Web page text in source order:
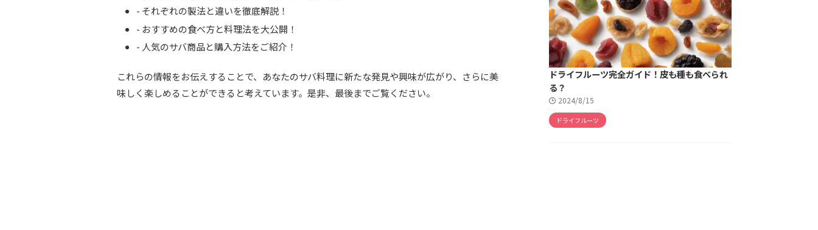
- それぞれの製法と違いを徹底解説！
- おすすめの食べ方と料理法を大公開！
- 人気のサバ商品と購入方法をご紹介！
これらの情報をお伝えすることで、あなたのサバ料理に新たな発見や興味が広がり、さらに美
味しく楽しめることができると考えています。是非、最後までご覧ください。
ドライフルーツ完全ガイド！皮も種も食べられ
る？
2024/8/15
ドライフルーツ